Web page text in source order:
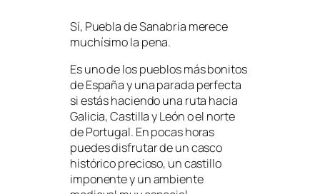
Sí, Puebla de Sanabria merece
muchísimo la pena.
Es uno de los pueblos más bonitos
de España y una parada perfecta
si estás haciendo una ruta hacia
Galicia, Castilla y León o el norte
de Portugal. En pocas horas
puedes disfrutar de un casco
histórico precioso, un castillo
imponente y un ambiente